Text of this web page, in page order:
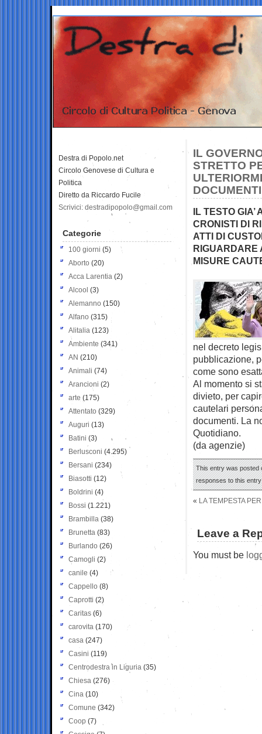
IL
STRETTO
IL TESTO GIA’
CRONISTI DI
ATTI DI
RIGUARDARE
MISURE
nel decreto
pubblicazione,
come sono
Al momento si
divieto, per
cautelari
documenti. La
Quotidiano.
(da agenzie)
This entry was posted
responses to this
« LA TEMPESTA
Leave a
You must be
Destra di Popolo.net
Circolo Genovese di Cultura e
Politica
Diretto da Riccardo Fucile
Scrivici: destradipopolo@gmail.com
Categorie
100 giorni (5)
Aborto (20)
Acca Larentia (2)
Alcool (3)
Alemanno (150)
Alfano (315)
Alitalia (123)
Ambiente (341)
AN (210)
Animali (74)
Arancioni (2)
arte (175)
Attentato (329)
Auguri (13)
Batini (3)
Berlusconi (4.295)
Bersani (234)
Biasotti (12)
Boldrini (4)
Bossi (1.221)
Brambilla (38)
Brunetta (83)
Burlando (26)
Camogli (2)
canile (4)
Cappello (8)
Caprotti (2)
Caritas (6)
carovita (170)
casa (247)
Casini (119)
Centrodestra in Liguria (35)
Chiesa (276)
Cina (10)
Comune (342)
Coop (7)